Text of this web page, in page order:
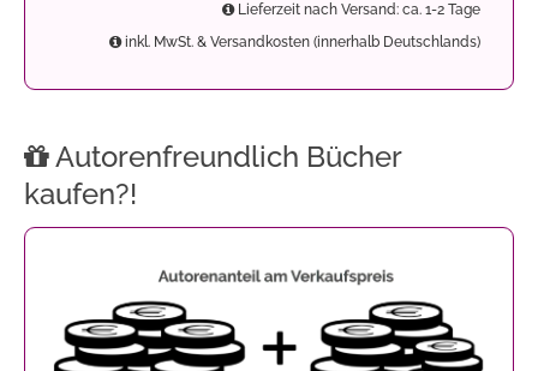
Lieferzeit nach Versand: ca. 1-2 Tage
inkl. MwSt. & Versandkosten (innerhalb Deutschlands)
Autorenfreundlich Bücher
kaufen?!